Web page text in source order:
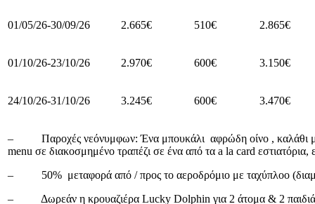
01/05/26-30/09/26 2.665€ 510€ 2.865€
01/10/26-23/10/26 2.970€ 600€ 3.150€
24/10/26-31/10/26 3.245€ 600€ 3.470€
– Παροχές νεόνυμφων: Ένα μπουκάλι αφρώδη οίνο , καλάθι με
menu σε διακοσμημένο τραπέζι σε ένα από τα a la card εστιατόρια,
– 50% μεταφορά από / προς το αεροδρόμιο με ταχύπλοο
– Δωρεάν η κρουαζιέρα Lucky Dolphin για 2 άτομα & 2 παιδιά